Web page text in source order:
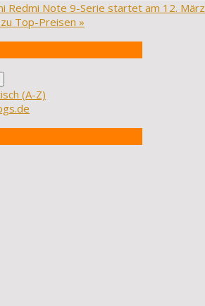
Redmi Note 9-Serie startet am 12. März
Top-Preisen »
(A-Z)